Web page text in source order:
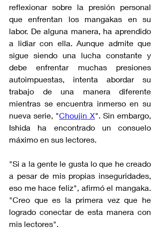
reflexionar sobre la presión personal
que enfrentan los mangakas en su
labor. De alguna manera, ha aprendido
a lidiar con ella. Aunque admite que
sigue siendo una lucha constante y
debe enfrentar muchas presiones
autoimpuestas, intenta abordar su
trabajo de una manera diferente
mientras se encuentra inmerso en su
nueva serie, "Choujin X". Sin embargo,
Ishida ha encontrado un consuelo
máximo en sus lectores.
"Si a la gente le gusta lo que he creado
a pesar de mis propias inseguridades,
eso me hace feliz", afirmó el mangaka.
"Creo que es la primera vez que he
logrado conectar de esta manera con
mis lectores".